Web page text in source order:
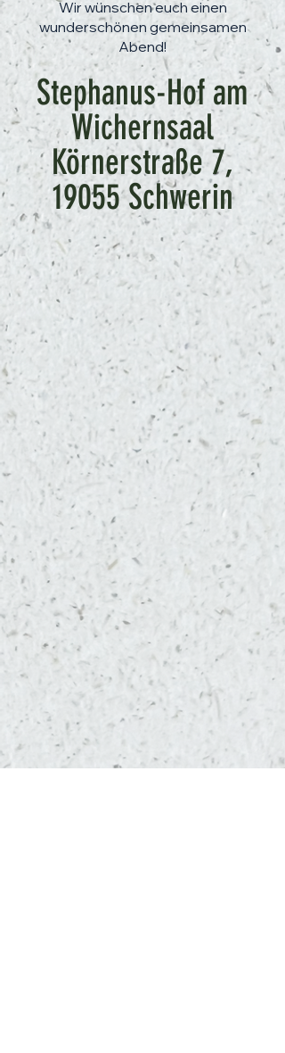
Wir wünschen euch einen
wunderschönen gemeinsamen
Abend!
Stephanus-Hof am
Wichernsaal
Körnerstraße 7,
19055 Schwerin